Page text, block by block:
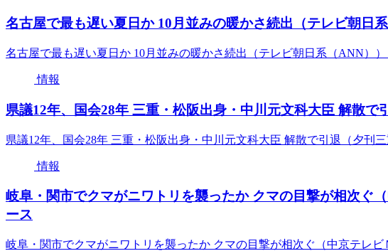
名古屋で最も遅い夏日か 10月並みの暖かさ続出（テレビ朝日
名古屋で最も遅い夏日か 10月並みの暖かさ続出（テレビ朝日系（ANN）
情報
県議12年、国会28年 三重・松阪出身・中川元文科大臣 解散で
県議12年、国会28年 三重・松阪出身・中川元文科大臣 解散で引退（夕刊
情報
岐阜・関市でクマがニワトリを襲ったか クマの目撃が相次ぐ
ース
岐阜・関市でクマがニワトリを襲ったか クマの目撃が相次ぐ（中京テレビ